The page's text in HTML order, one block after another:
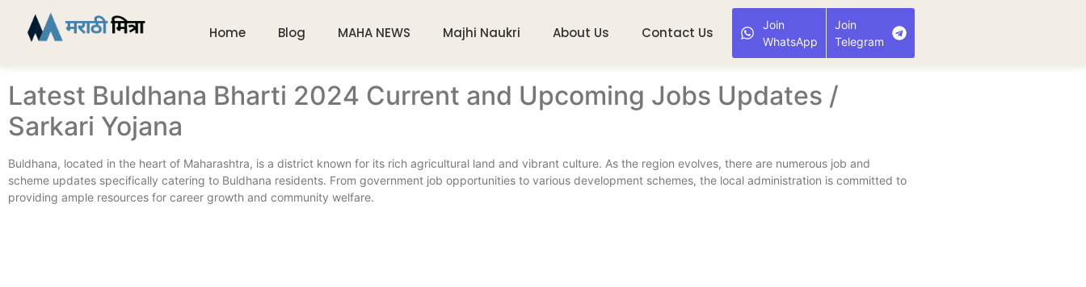
Home Blog MAHA NEWS Majhi Naukri About Us Contact Us
Join
WhatsApp
Join
Telegram
Latest Buldhana Bharti 2024 Current and Upcoming Jobs Updates /
Sarkari Yojana
Buldhana, located in the heart of Maharashtra, is a district known for its rich agricultural land and vibrant culture. As the region evolves, there are numerous job and
scheme updates specifically catering to Buldhana residents. From government job opportunities to various development schemes, the local administration is committed to
providing ample resources for career growth and community welfare.